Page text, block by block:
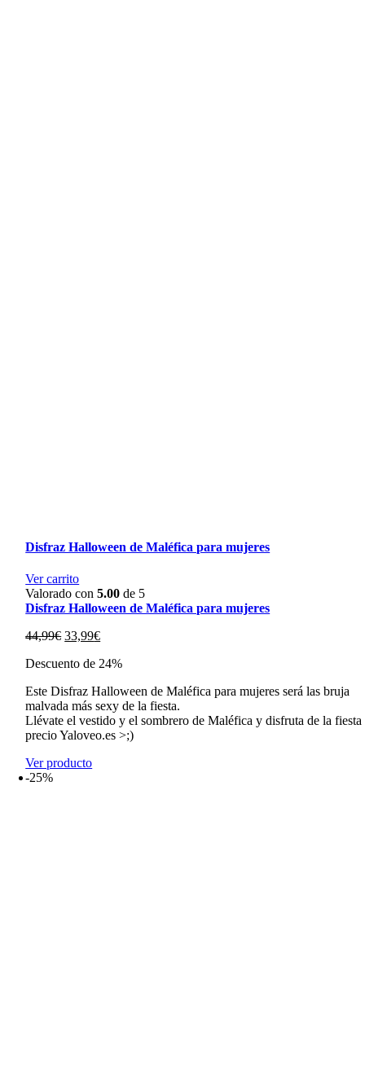
Disfraz Halloween de Maléfica para mujeres
Ver carrito
Valorado con5.00 de 5
Disfraz Halloween de Maléfica para mujeres
44,99€ El
original
44,99€.
33,99€El
actual
33,99€.
Descuento de 24%
Este Disfraz Halloween de Maléfica para mujeres será las bruja
malvada más sexy de la fiesta.
Llévate el vestido y el sombrero de Maléfica y disfruta de la fiesta
precio Yaloveo.es >;)
Ver producto
-25%